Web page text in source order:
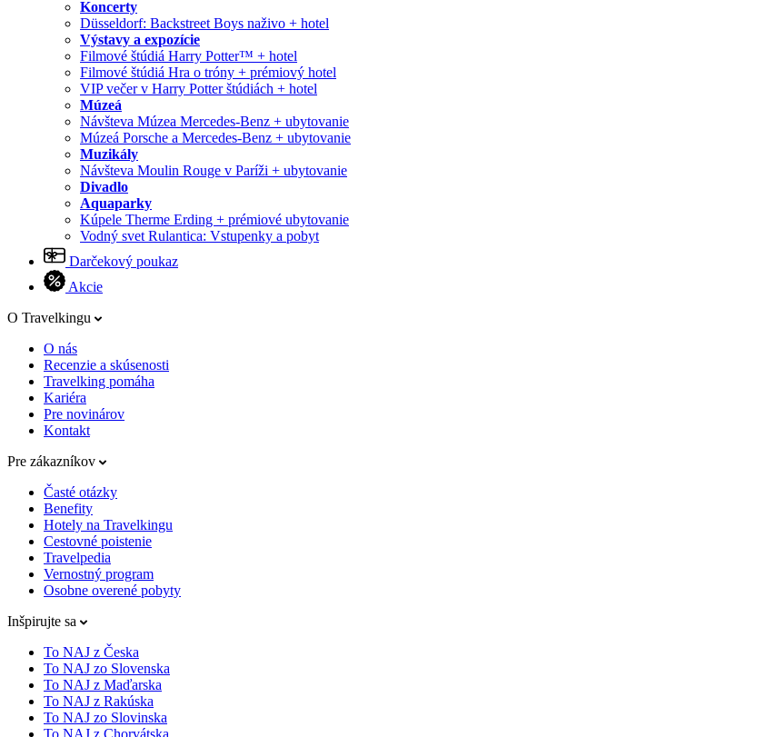
Koncerty
Düsseldorf: Backstreet Boys naživo + hotel
Výstavy a expozície
Filmové štúdiá Harry Potter™ + hotel
Filmové štúdiá Hra o tróny + prémiový hotel
VIP večer v Harry Potter štúdiách + hotel
Múzeá
Návšteva Múzea Mercedes-Benz + ubytovanie
Múzeá Porsche a Mercedes-Benz + ubytovanie
Muzikály
Návšteva Moulin Rouge v Paríži + ubytovanie
Divadlo
Aquaparky
Kúpele Therme Erding + prémiové ubytovanie
Vodný svet Rulantica: Vstupenky a pobyt
Darčekový poukaz
Akcie
O Travelkingu
O nás
Recenzie a skúsenosti
Travelking pomáha
Kariéra
Pre novinárov
Kontakt
Pre zákazníkov
Časté otázky
Benefity
Hotely na Travelkingu
Cestovné poistenie
Travelpedia
Vernostný program
Osobne overené pobyty
Inšpirujte sa
To NAJ z Česka
To NAJ zo Slovenska
To NAJ z Maďarska
To NAJ z Rakúska
To NAJ zo Slovinska
To NAJ z Chorvátska